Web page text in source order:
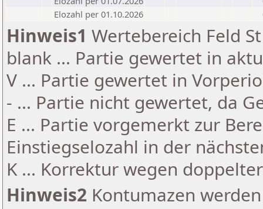
Elozahl per 01.10.2026
Hinweis1 Wertebereich Feld
blank ... Partie gewertet in
V ... Partie gewertet in
- ... Partie nicht gewertet, da
E ... Partie vorgemerkt zur
Einstiegselozahl in der
K ... Korrektur wegen
Hinweis2 Kontumazen